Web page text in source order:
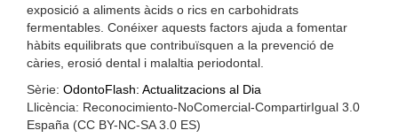
exposició a aliments àcids o rics en carbohidrats
fermentables. Conéixer aquests factors ajuda a fomentar
hàbits equilibrats que contribuïsquen a la prevenció de
càries, erosió dental i malaltia periodontal.
Sèrie: OdontoFlash: Actualitzacions al Dia
Llicència: Reconocimiento-NoComercial-CompartirIgual 3.0
España (CC BY-NC-SA 3.0 ES)